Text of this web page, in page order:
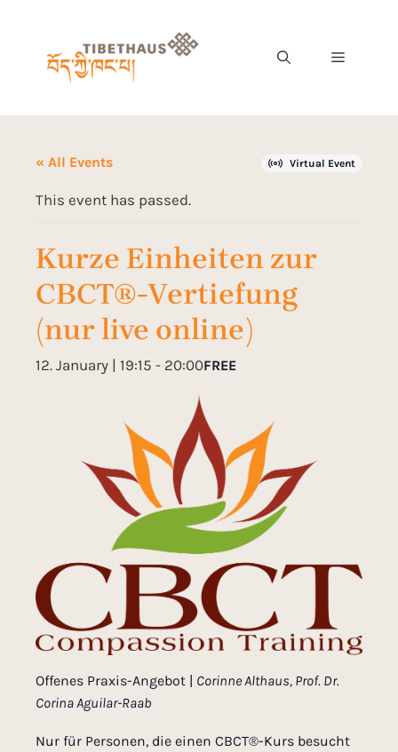
« All Events Virtual Event
This event has passed.
Kurze Einheiten zur
CBCT®-Vertiefung
(nur live online)
12. January | 19:15 - 20:00FREE
Offenes Praxis-Angebot | Corinne Althaus, Prof. Dr.
Corina Aguilar-Raab
Nur für Personen, die einen CBCT®-Kurs besucht